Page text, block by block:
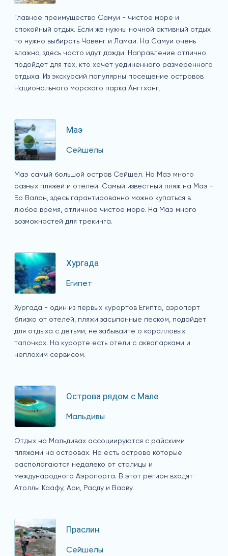
Главное преимущество Самуи - чистое море и
спокойный отдых. Если же нужны ночной активный отдых
то нужно выбирать Чавенг и Ламаи. На Самуи очень
влажно, здесь часто идут дожди. Направление отлично
подойдет для тех, кто хочет уединенного размеренного
отдыха. Из экскурсий популярны посещение островов
Национального морского парка Ангтхонг,
Маэ
Сейшелы
Маэ самый большой остров Сейшел. На Маэ много
разных пляжей и отелей. Самый известный пляж на Маэ -
Бо Валон, здесь гарантированно можно купаться в
любое время, отличное чистое море. На Маэ много
возможностей для трекинга.
Хургада
Египет
Хургада - один из первых курортов Египта, аэропорт
близко от отелей, пляжи засыпанные песком, подойдет
для отдыха с детьми, не забывайте о коралловых
тапочках. На курорте есть отели с аквапарками и
неплохим сервисом.
Острова рядом с Мале
Мальдивы
Отдых на Мальдивах ассоциируются с райскими
пляжами на островах. Но есть острова которые
располагаются недалеко от столицы и
международного Аэропорта. В этот регион входят
Атоллы Каафу, Ари, Расду и Вааву.
Праслин
Сейшелы